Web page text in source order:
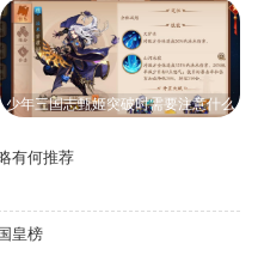
少年三国志甄姬突破时需要注意什么
有何推荐
皇榜